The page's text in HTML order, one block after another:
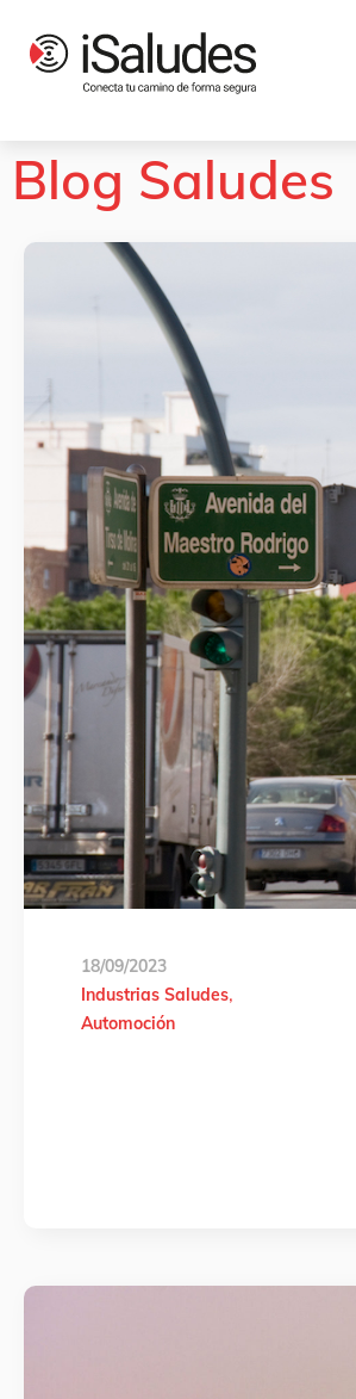
Blog Saludes
18/09/2023
Industrias Saludes
Automoción